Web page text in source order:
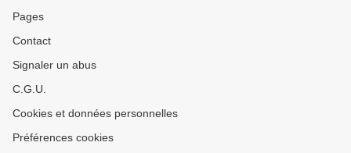
Pages
Contact
Signaler un abus
C.G.U.
Cookies et données personnelles
Préférences cookies